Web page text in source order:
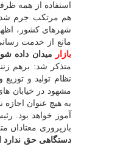
استفاده از همه
هم مرتکب جرم
شهرهای کشور،
مانع از خدمت
بازار
میدان داده
متذکر شد: برهم
نظام تولید و
مشهود در خیابان
به هیچ عنوان
آموز خواهد بود.
بازپروری معتادان
دستگاهی حق ندارد